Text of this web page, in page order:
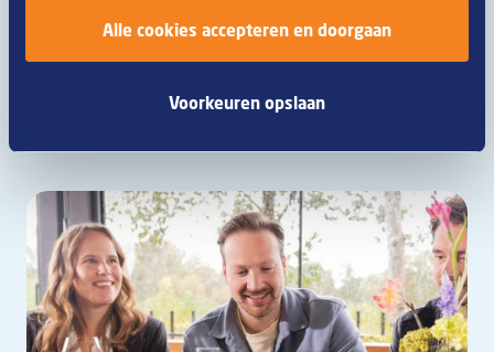
Alle cookies accepteren en doorgaan
Voorkeuren opslaan
Philly sandwich met frikandel
Lees meer